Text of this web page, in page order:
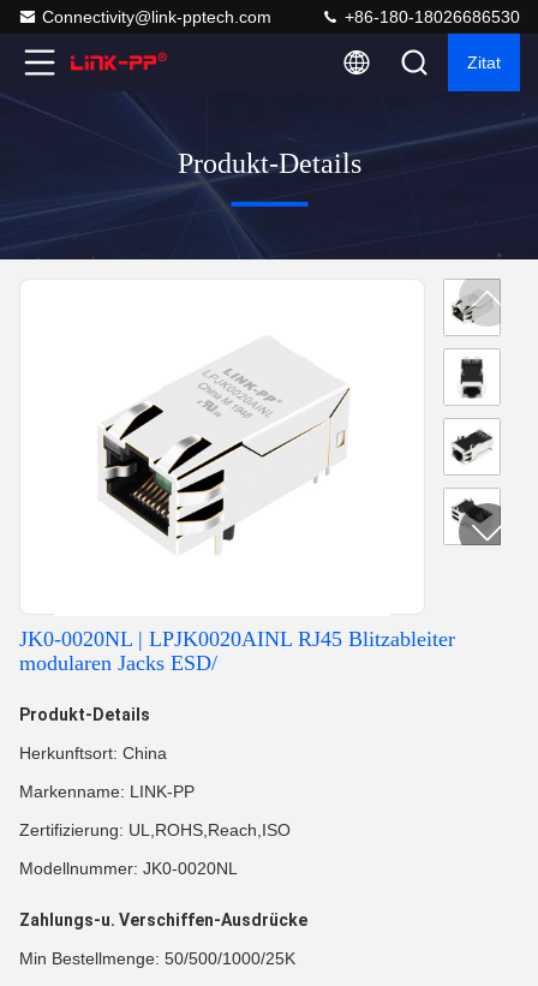
Connectivity@link-pptech.com +86-180-18026686530
Zitat
Produkt-Details
JK0-0020NL | LPJK0020AINL RJ45 Blitzableiter
modularen Jacks ESD/
Produkt-Details
Herkunftsort: China
Markenname: LINK-PP
Zertifizierung: UL,ROHS,Reach,ISO
Modellnummer: JK0-0020NL
Zahlungs-u. Verschiffen-Ausdrücke
Min Bestellmenge: 50/500/1000/25K